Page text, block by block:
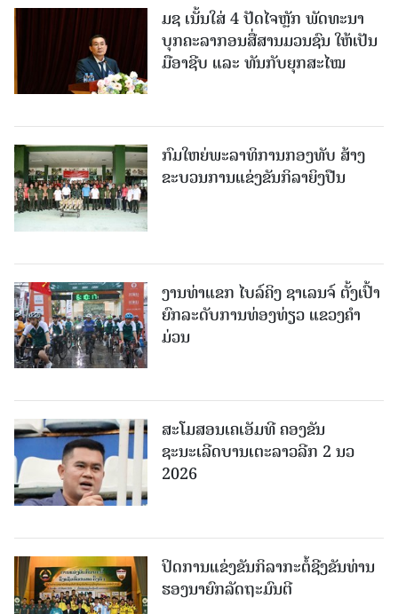
ມຊ ເນັ້ນໃສ່ 4 ປັດໄຈຫຼັກ ພັດທະນາ
ບຸກຄະລາກອນສື່ສານມວນຊົນ ໃຫ້ເປັນ
ມືອາຊີບ ແລະ ທັນກັບຍຸກສະໄໝ
ກົມໃຫຍ່ພະລາທິການກອງທັບ ສ້າງ
ຂະບວນການແຂ່ງຂັນກິລາຍິງປືນ
ງານທ່າແຂກ ໄບລ໌ຄິງ ຊາເລນຈ໌ ຕັ້ງເປົ້າ
ຍົກລະດັບການທ່ອງທ່ຽວ ແຂວງຄໍາ
ມ່ວນ
ສະໂມສອນເຄເອັມທີ ຄອງຂັນ
ຊະນະເລີດບານເຕະລາວລີກ 2 ນວ
2026
ປິດການແຂ່ງຂັນກິລາກະຕໍ້ຊີງຂັນທ່ານ
ຮອງນາຍົກລັດຖະມົນຕີ